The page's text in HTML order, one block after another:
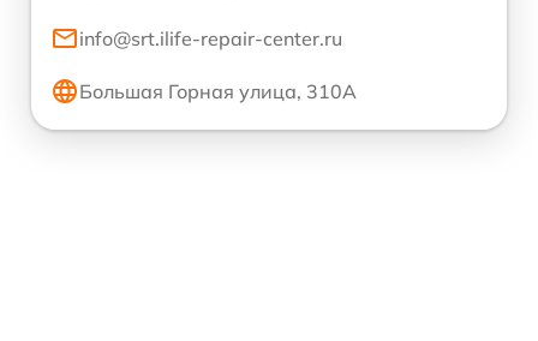
info@srt.ilife-repair-center.ru
Большая Горная улица, 310А